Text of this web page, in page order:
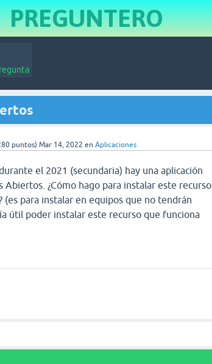
PREGUNTERO
puntos) Mar 14, 2022 en Aplicaciones
el 2021 (secundaria) hay una aplicación
Abiertos. ¿Cómo hago para instalar este recurso
(es para instalar en equipos que no tendrán
útil poder instalar este recurso que funciona